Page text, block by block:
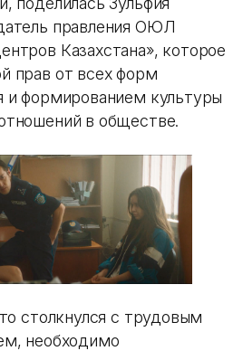
правления ОЮЛ
Казахстана», которое
прав от всех форм
и формированием культуры
в обществе.
столкнулся с трудовым
необходимо